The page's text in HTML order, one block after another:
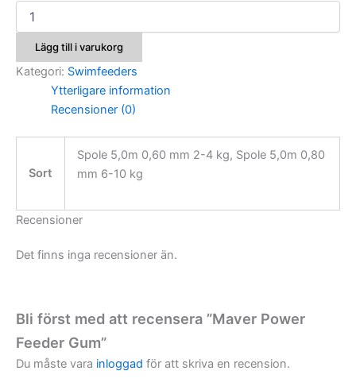
Maver
Power
Gum
mängd
Lägg till i varukorg
Kategori: Swimfeeders
Ytterligare information
Recensioner (0)
Sort
Spole 5,0m 0,60 mm 2-4 kg, Spole 5,0m 0,80
mm 6-10 kg
Recensioner
Det finns inga recensioner än.
Bli först med att recensera ”Maver Power
Feeder Gum”
Du måste vara inloggad för att skriva en recension.